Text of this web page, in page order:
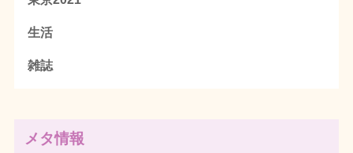
生活
雑誌
メタ情報